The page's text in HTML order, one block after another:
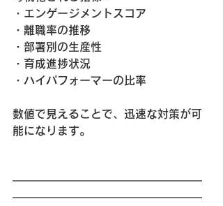
・エンゲージメントスコア
・離職率の推移
・部署別の生産性
・育成進捗状況
・ハイパフォーマーの比率
数値で見えることで、迅速な対策が可
能になります。
━━━━━━━━━━━━━━━━━
━━━━━━━━━━━━━━━━━